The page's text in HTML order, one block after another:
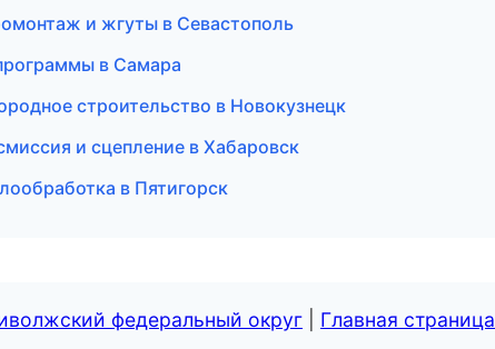
и жгуты в Севастополь
в Самара
строительство в Новокузнецк
и сцепление в Хабаровск
в Пятигорск
федеральный округ Главная страница